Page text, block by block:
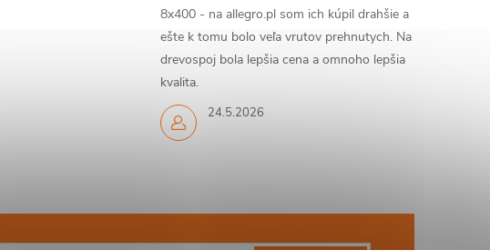
24.5.2026
8x400 - na allegro.pl som ich kúpil drahšie a
ešte k tomu bolo veľa vrutov prehnutych. Na
drevospoj bola lepšia cena a omnoho lepšia
kvalita.